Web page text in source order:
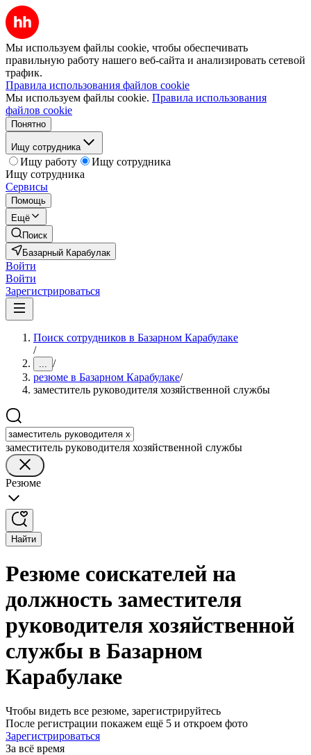
Мы используем файлы cookie, чтобы обеспечивать
правильную работу нашего веб-сайта и анализировать сетевой
трафик.
Правила использования файлов cookie
Мы используем файлы cookie. Правила использования
файлов cookie
Понятно
Ищу сотрудника
Ищу работу
Ищу сотрудника
Ищу сотрудника
Сервисы
Помощь
Ещё
Поиск
Базарный Карабулак
Войти
Войти
Зарегистрироваться
Поиск сотрудников в Базарном Карабулаке
/
... /
резюме в Базарном Карабулаке/
заместитель руководителя хозяйственной службы
заместитель руководителя хозяйственной службы
Резюме
Найти
Резюме соискателей на
должность заместителя
руководителя хозяйственной
службы в Базарном
Карабулаке
Чтобы видеть все резюме, зарегистрируйтесь
После регистрации покажем ещё 5 и откроем фото
Зарегистрироваться
За всё время